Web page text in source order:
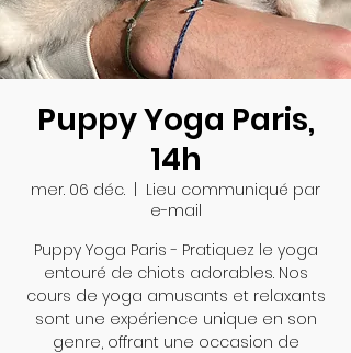
Puppy Yoga Paris,
14h
mer. 06 déc.
  |
Lieu communiqué par
e-mail
Puppy Yoga Paris - Pratiquez le yoga
entouré de chiots adorables. Nos
cours de yoga amusants et relaxants
sont une expérience unique en son
genre, offrant une occasion de